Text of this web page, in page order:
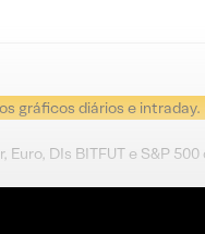
gráficos diários e intraday.
Euro, DIs BITFUT e S&P